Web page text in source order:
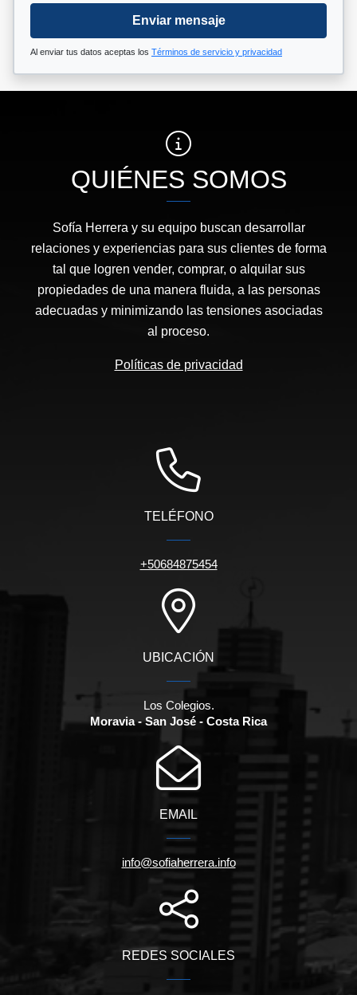
Enviar mensaje
Al enviar tus datos aceptas los Términos de servicio y privacidad
QUIÉNES SOMOS
Sofía Herrera y su equipo buscan desarrollar
relaciones y experiencias para sus clientes de forma
tal que logren vender, comprar, o alquilar sus
propiedades de una manera fluida, a las personas
adecuadas y minimizando las tensiones asociadas
al proceso.
Políticas de privacidad
TELÉFONO
+50684875454
UBICACIÓN
Los Colegios.
Moravia - San José - Costa Rica
EMAIL
info@sofiaherrera.info
REDES SOCIALES